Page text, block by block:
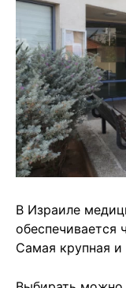
В Израиле
обеспечивается
Самая крупная и